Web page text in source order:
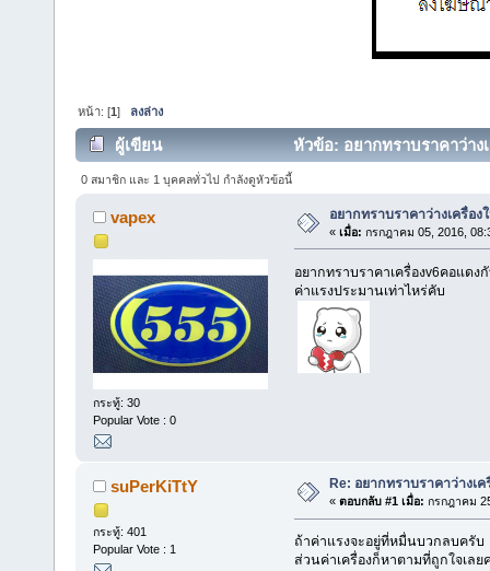
หน้า: [1] ลงล่าง
ผู้เขียน หัวข้อ: อยากทราบราคาว่าง
0 สมาชิก และ 1 บุคคลทั่วไป กำลังดูหัวข้อนี้
vapex
กระทู้: 30
Popular Vote : 0
อยากทราบราคาว่างเครื่อง
« เมื่อ: กรกฎาคม 05, 2016,
อยากทราบราคาเครื่องv6คอแดง
ค่าแรงประมานเท่าไหร่คับ
suPerKiTtY
กระทู้: 401
Popular Vote : 1
Re: อยากทราบราคาว่างเ
« ตอบกลับ #1 เมื่อ: กรกฎาคม
ถ้าค่าแรงจะอยู่ที่หมื่นบวกลบครับ
ส่วนค่าเครื่องก็หาตามที่ถูกใจเลย